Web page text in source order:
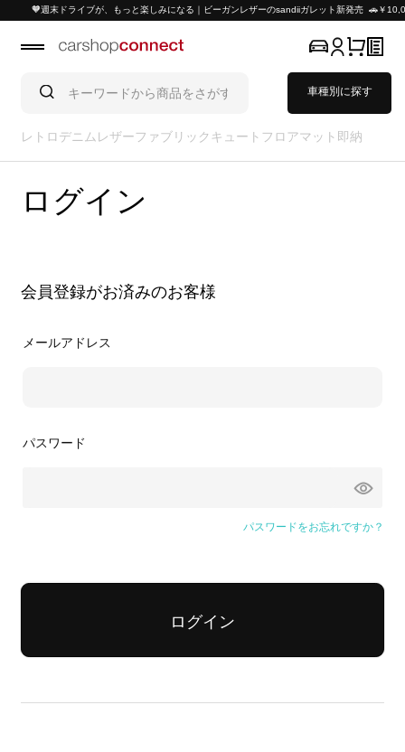
🧡週末ドライブが、もっと楽しみになる｜ビーガンレザーのsandiiガレット新発売 🚗￥
車種別に探す
レトロ デニム レザーファブリック キュート フロアマット 即納
ログイン
会員登録がお済みのお客様
メールアドレス
パスワード
ログイン
パスワードをお忘れですか？